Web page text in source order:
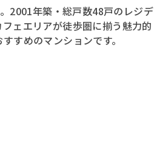
2001年築・総戸数48戸のレジデ
ェエリアが徒歩圏に揃う魅力的
すめのマンションです。